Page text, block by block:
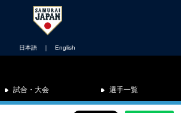
日本語 ｜ English
試合・大会 選手一覧